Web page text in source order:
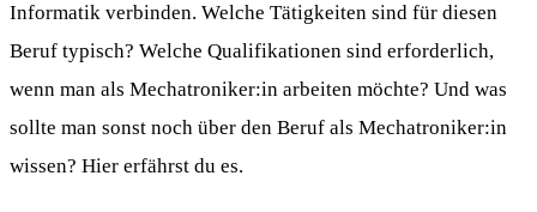
Informatik verbinden. Welche Tätigkeiten sind für diesen
Beruf typisch? Welche Qualifikationen sind erforderlich,
wenn man als Mechatroniker:in arbeiten möchte? Und was
sollte man sonst noch über den Beruf als Mechatroniker:in
wissen? Hier erfährst du es.